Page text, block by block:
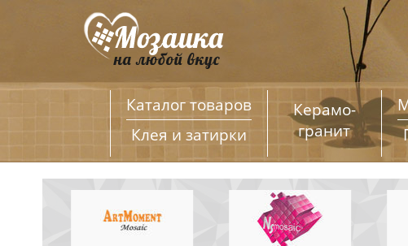
Каталог товаров
Клея и затирки
Керамо­
гранит